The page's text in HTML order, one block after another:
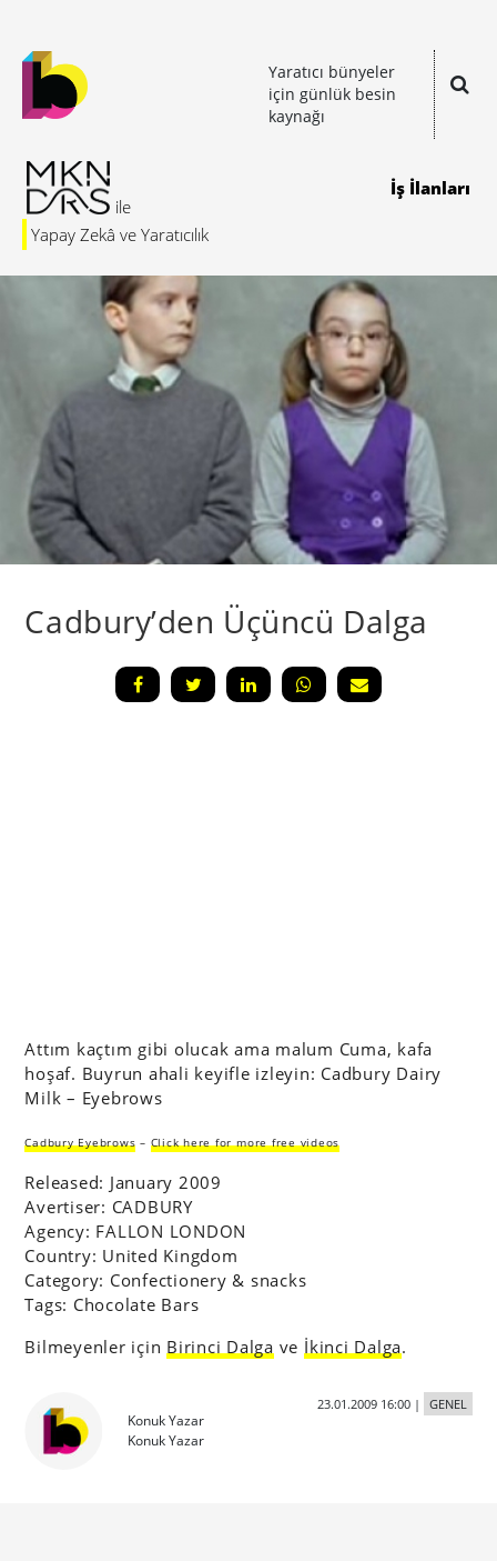
Yaratıcı bünyeler
için günlük besin
kaynağı
Yapay Zekâ ve Yaratıcılık
İş İlanları
Cadbury’den Üçüncü Dalga
Attım kaçtım gibi olucak ama malum Cuma, kafa
hoşaf. Buyrun ahali keyifle izleyin: Cadbury Dairy
Milk – Eyebrows
Cadbury Eyebrows – Click here for more free videos
Released: January 2009
Avertiser: CADBURY
Agency: FALLON LONDON
Country: United Kingdom
Category: Confectionery & snacks
Tags: Chocolate Bars
Bilmeyenler için Birinci Dalga ve İkinci Dalga.
Konuk Yazar
Konuk Yazar
23.01.2009 16:00| GENEL